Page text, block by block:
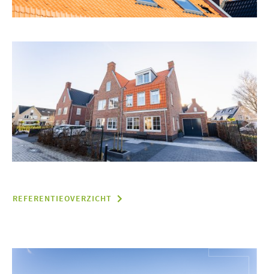
REFERENTIEOVERZICHT